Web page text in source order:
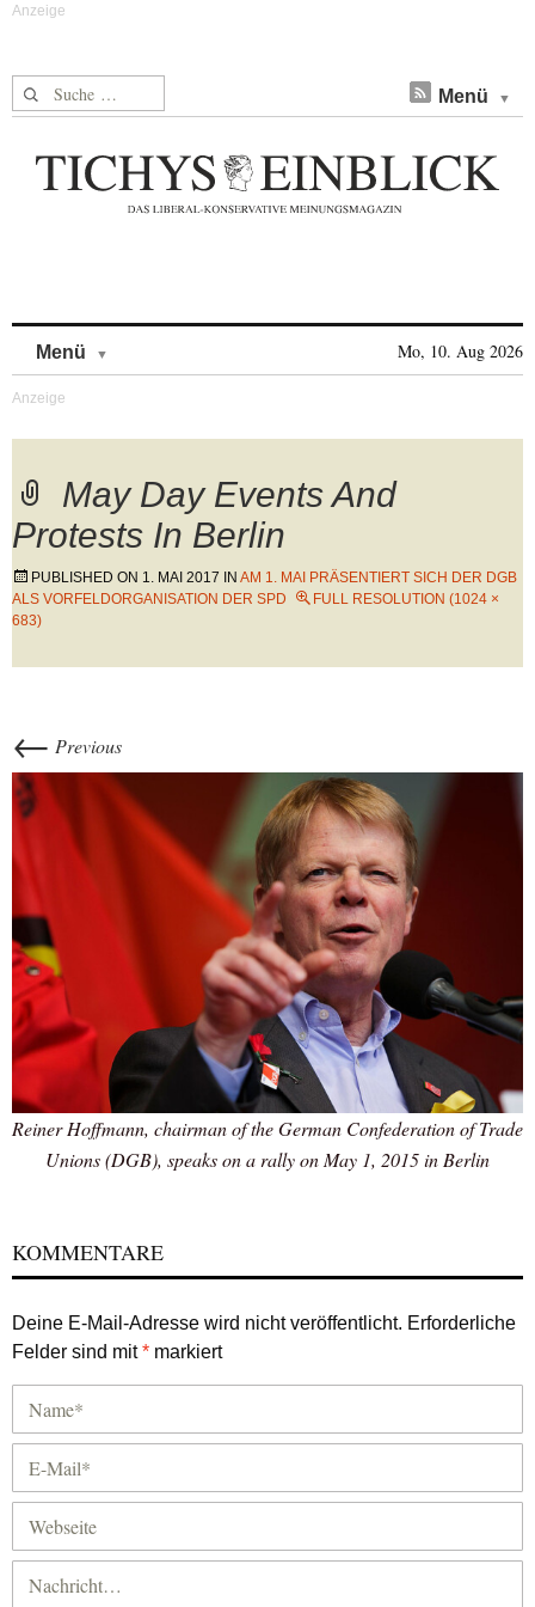
Suche nach: Menü
Menü Mo, 10. Aug 2026
May Day Events And
Protests In Berlin
PUBLISHED ON 1. MAI 2017 IN AM 1. MAI PRÄSENTIERT SICH DER DGB
ALS VORFELDORGANISATION DER SPD
FULL RESOLUTION (1024 ×
683)
← Previous
Reiner Hoffmann, chairman of the German Confederation of Trade
Unions (DGB), speaks on a rally on May 1, 2015 in Berlin
KOMMENTARE
Deine E-Mail-Adresse wird nicht veröffentlicht. Erforderliche
Felder sind mit* markiert